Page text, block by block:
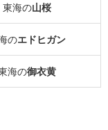
東海の山桜
のエドヒガン
海の御衣黄